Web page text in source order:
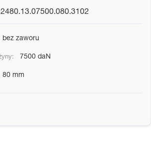
2480.13.07500.080.3102
bez zaworu
7500 daN
80 mm